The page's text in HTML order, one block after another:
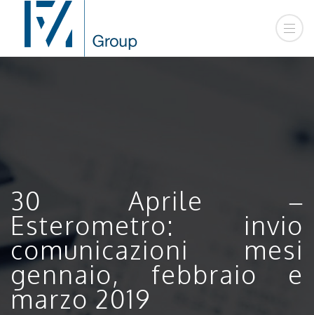
30 Aprile –
Esterometro: invio
comunicazioni mesi
gennaio, febbraio e
marzo 2019